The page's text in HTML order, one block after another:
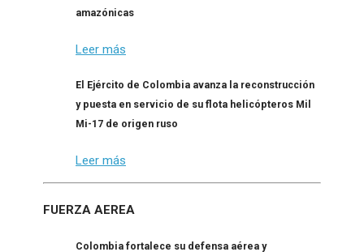
amazónicas
Leer más
El Ejército de Colombia avanza la reconstrucción
y puesta en servicio de su flota helicópteros Mil
Mi-17 de origen ruso
Leer más
FUERZA AEREA
Colombia fortalece su defensa aérea y